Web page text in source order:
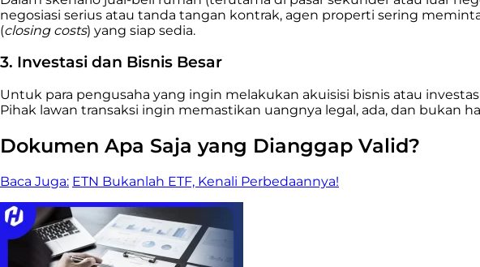
negosiasi serius atau tanda tangan kontrak, agen properti sering
(closing costs) yang siap sedia.
3. Investasi dan Bisnis Besar
Untuk para pengusaha yang ingin melakukan akuisisi bisnis atau
Pihak lawan transaksi ingin memastikan uangnya legal, ada, dan bukan
Dokumen Apa Saja yang Dianggap Valid?
Baca Juga: ETN Bukanlah ETF, Kenali Perbedaannya!